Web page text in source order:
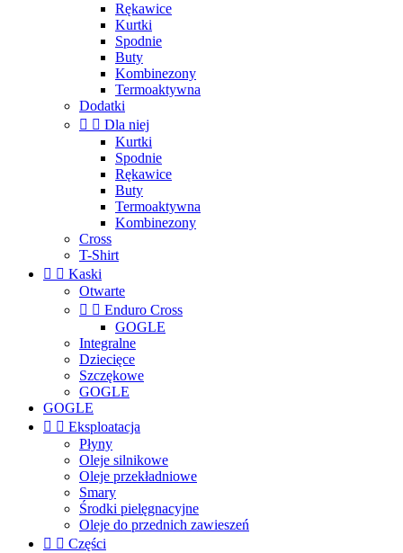
Rękawice
Kurtki
Spodnie
Buty
Kombinezony
Termoaktywna
Dodatki
  Dla niej
Kurtki
Spodnie
Rękawice
Buty
Termoaktywna
Kombinezony
Cross
T-Shirt
  Kaski
Otwarte
  Enduro Cross
GOGLE
Integralne
Dziecięce
Szczękowe
GOGLE
GOGLE
  Eksploatacja
Płyny
Oleje silnikowe
Oleje przekładniowe
Smary
Środki pielęgnacyjne
Oleje do przednich zawieszeń
  Części